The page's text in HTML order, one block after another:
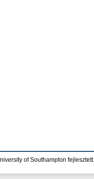
of Southampton fejlesztett.